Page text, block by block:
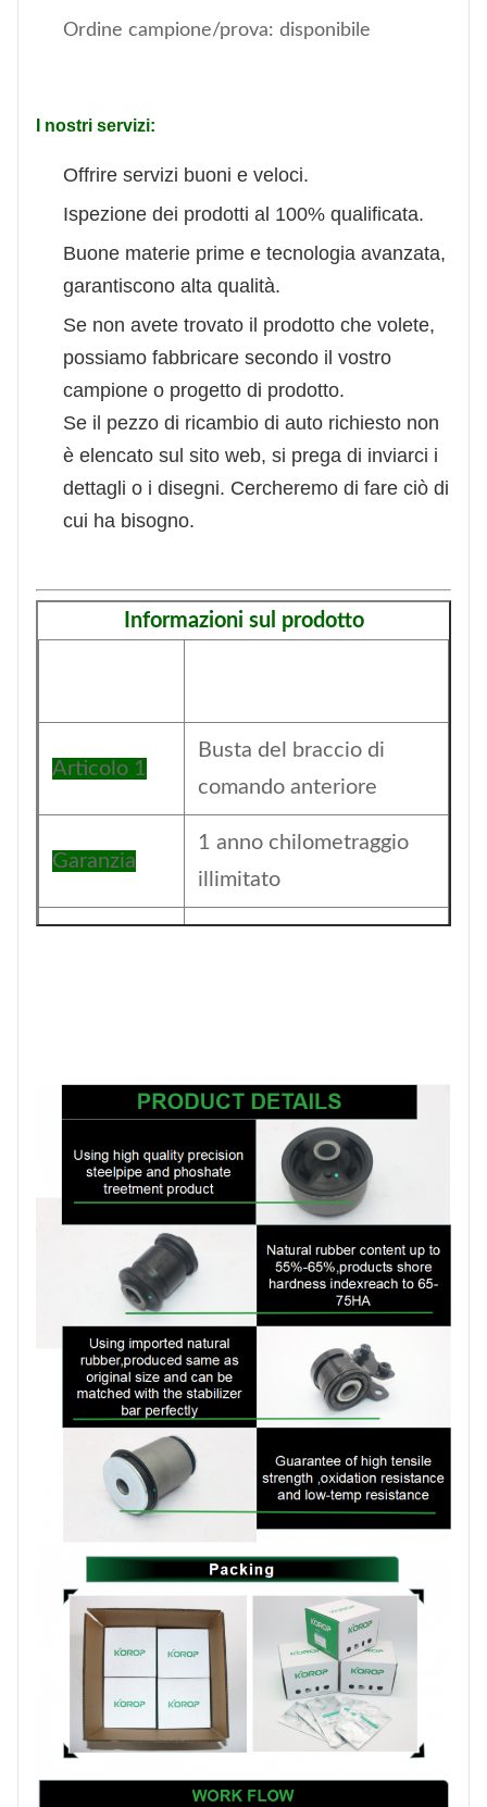
Ordine campione/prova: disponibile
I nostri servizi:
Offrire servizi buoni e veloci.
Ispezione dei prodotti al 100% qualificata.
Buone materie prime e tecnologia avanzata,
garantiscono alta qualità.
Se non avete trovato il prodotto che volete,
possiamo fabbricare secondo il vostro
campione o progetto di prodotto.
Se il pezzo di ricambio di auto richiesto non
è elencato sul sito web, si prega di inviarci i
dettagli o i disegni. Cercheremo di fare ciò di
cui ha bisogno.
Informazioni sul prodotto
Articolo 1
Busta del braccio di
comando anteriore
Garanzia
1 anno chilometraggio
illimitato
Dimensione 17cm*17cm*13.5cm
Pagamento T/T
Data di
consegna
1-5 giorni per gli articoli
in magazzino, 30-45
giorni per l'ordine di
produzione
Marchio KOROP
Certificato ISO:9001